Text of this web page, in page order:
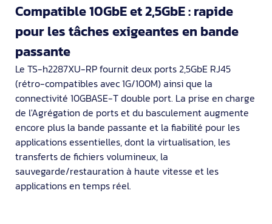
Compatible 10GbE et 2,5GbE : rapide
pour les tâches exigeantes en bande
passante
Le TS-h2287XU-RP fournit deux ports 2,5GbE RJ45
(rétro-compatibles avec 1G/100M) ainsi que la
connectivité 10GBASE-T double port. La prise en charge
de l'Agrégation de ports et du basculement augmente
encore plus la bande passante et la fiabilité pour les
applications essentielles, dont la virtualisation, les
transferts de fichiers volumineux, la
sauvegarde/restauration à haute vitesse et les
applications en temps réel.